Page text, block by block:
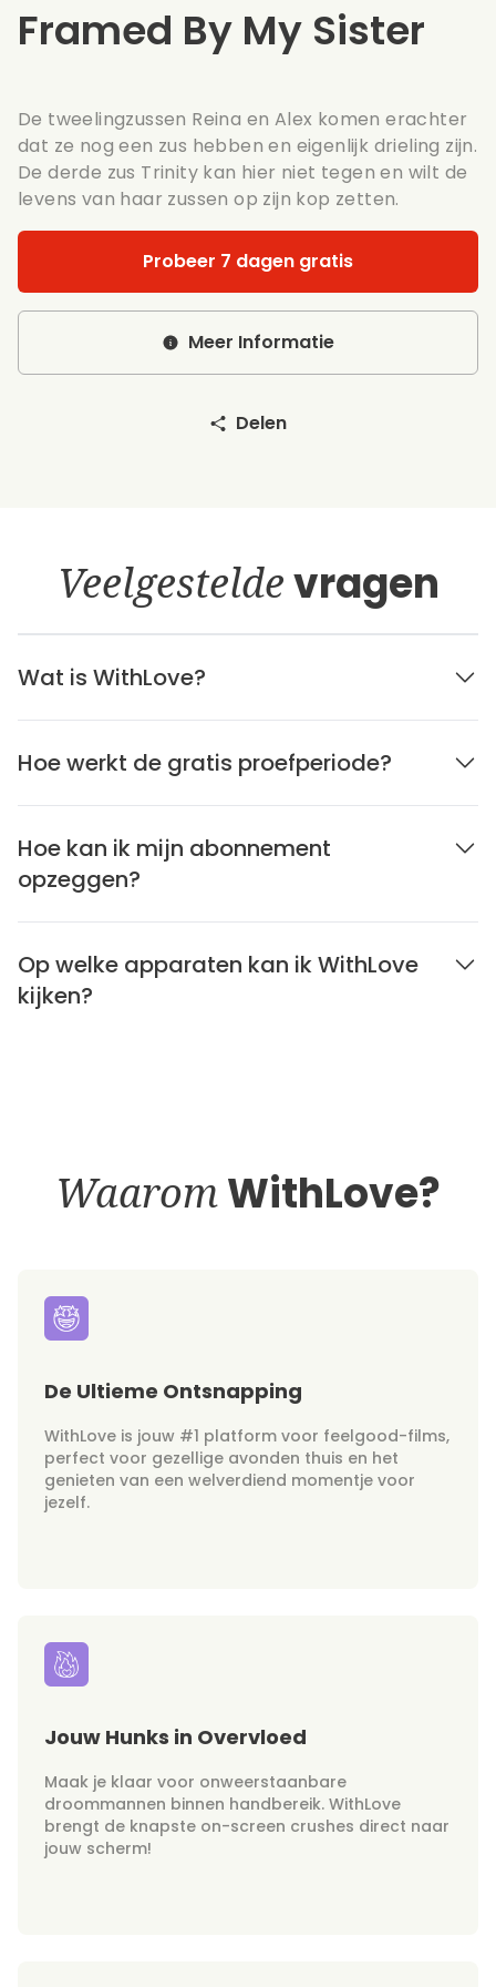
Framed By My Sister
De tweelingzussen Reina en Alex komen erachter
dat ze nog een zus hebben en eigenlijk drieling zijn.
De derde zus Trinity kan hier niet tegen en wilt de
levens van haar zussen op zijn kop zetten.
Probeer 7 dagen gratis
Meer Informatie
Delen
Veelgesteldevragen
Wat is WithLove?
Hoe werkt de gratis proefperiode?
Hoe kan ik mijn abonnement
opzeggen?
Op welke apparaten kan ik WithLove
kijken?
WaaromWithLove?
De Ultieme Ontsnapping
WithLove is jouw #1 platform voor feelgood-films,
perfect voor gezellige avonden thuis en het
genieten van een welverdiend momentje voor
jezelf.
Jouw Hunks in Overvloed
Maak je klaar voor onweerstaanbare
droommannen binnen handbereik. WithLove
brengt de knapste on-screen crushes direct naar
jouw scherm!